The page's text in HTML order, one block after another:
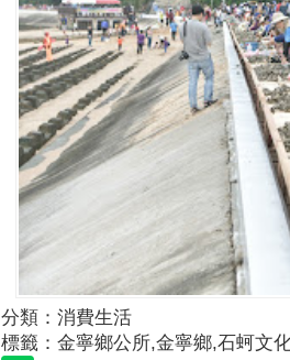
分類：消費生活
標籤：金寧鄉公所,金寧鄉,石蚵文